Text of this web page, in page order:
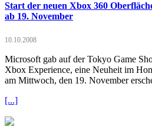
Start der neuen Xbox 360
ab 19. November
10.10.2008
Microsoft gab auf der Tokyo Game
Xbox Experience, eine Neuheit im
am Mittwoch, den 19. November
[...]